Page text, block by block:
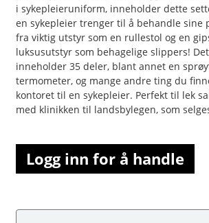
i sykepleieruniform, inneholder dette
en sykepleier trenger til å behandle sine
fra viktig utstyr som en rullestol og en
luksusutstyr som behagelige slippers!
inneholder 35 deler, blant annet en
termometer, og mange andre ting du
kontoret til en sykepleier. Perfekt til lek
med klinikken til landsbylegen, som
Logg inn for å handle